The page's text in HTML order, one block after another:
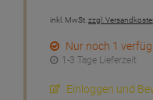
inkl. MwSt.zzgl.
Nur noch 1
1-3 Tage Lieferzeit
Einloggen und